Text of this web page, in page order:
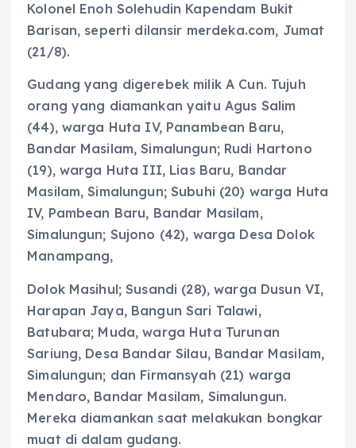
Kolonel Enoh Solehudin Kapendam Bukit
Barisan, seperti dilansir merdeka.com, Jumat
(21/8).
Gudang yang digerebek milik A Cun. Tujuh
orang yang diamankan yaitu Agus Salim
(44), warga Huta IV, Panambean Baru,
Bandar Masilam, Simalungun; Rudi Hartono
(19), warga Huta III, Lias Baru, Bandar
Masilam, Simalungun; Subuhi (20) warga Huta
IV, Pambean Baru, Bandar Masilam,
Simalungun; Sujono (42), warga Desa Dolok
Manampang,
Dolok Masihul; Susandi (28), warga Dusun VI,
Harapan Jaya, Bangun Sari Talawi,
Batubara; Muda, warga Huta Turunan
Sariung, Desa Bandar Silau, Bandar Masilam,
Simalungun; dan Firmansyah (21) warga
Mendaro, Bandar Masilam, Simalungun.
Mereka diamankan saat melakukan bongkar
muat di dalam gudang.